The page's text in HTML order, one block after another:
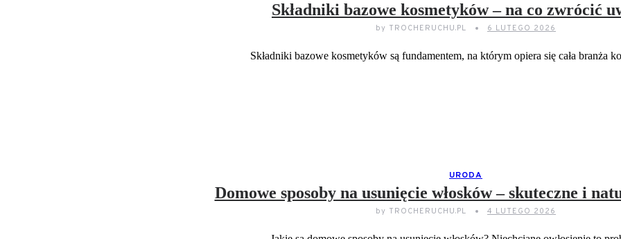
Składniki bazowe kosmetyków – na co zwrócić
by TROCHERUCHU.PL 6 LUTEGO 2026
Składniki bazowe kosmetyków są fundamentem, na którym opiera się cała branża
URODA
Domowe sposoby na usunięcie włosków – skuteczne i
by TROCHERUCHU.PL 4 LUTEGO 2026